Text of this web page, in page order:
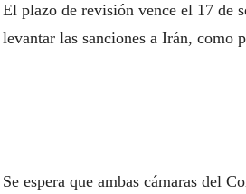
El plazo de revisión vence el 17 de
levantar las sanciones a Irán, como
Se espera que ambas cámaras del